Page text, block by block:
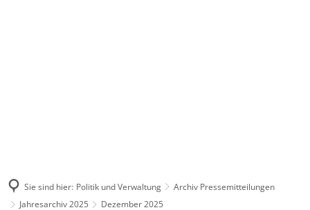
Sie sind hier: Politik und Verwaltung
Archiv Pressemitteilungen
Jahresarchiv 2025
Dezember 2025